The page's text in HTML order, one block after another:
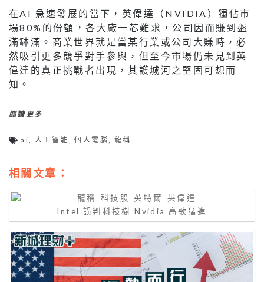
在AI 急速發展的當下，英偉達（NVIDIA）獨佔市
場80%的份額，各⼤廠⼀芯難求，公司因⽽賺到盤
滿缽滿。商業世界就是當某⾏業或公司⼤賺時，必
然吸引更多競爭對⼿參與，但⾄今市場仍未⾒到英
偉達的真正挑戰者出現，其護城河之堅固可想⽽
知。
閱讀更多
ai,人工智能 ,個人電腦, 龍稱
相關文章：
Intel 誤判科技樹 Nvidia ⾼歌猛進